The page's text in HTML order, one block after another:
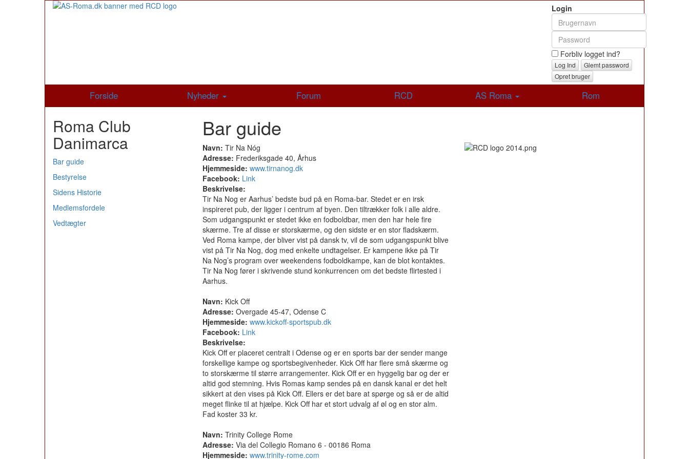
Login
Forbliv logget ind?
Glemt password
Opret bruger
Forside Nyheder Forum RCD AS Roma Rom
Bar guide
Navn: Tir Na Nóg
Adresse: Frederiksgade 40, Århus
Hjemmeside: www.tirnanog.dk
Facebook: Link
Beskrivelse:
Tir Na Nog er Aarhus’ bedste bud på en Roma-bar. Stedet er en irsk
inspireret pub, der ligger i centrum af byen. Den tiltrækker folk i alle aldre.
Som udgangspunkt er stedet ikke en fodboldbar, men den har hele fire
skærme. Tre af disse er storskærme, og den sidste er en stor fladskærm.
Ved Roma kampe, der bliver vist på dansk tv, vil de som udgangspunkt blive
vist på Tir Na Nog, dog med enkelte undtagelser. Er kampene ikke på Tir
Na Nog’s program over weekendens fodboldkampe, kan de blot kontaktes.
Tir Na Nog fører i skrivende stund konkurrencen om det bedste flirtested i
Aarhus.
Navn: Kick Off
Adresse: Overgade 45-47, Odense C
Hjemmeside: www.kickoff-sportspub.dk
Facebook: Link
Beskrivelse:
Kick Off er placeret centralt i Odense og er en sports bar der sender mange
forskellige kampe og sportsbegivenheder. Kick Off har flere små skærme og
to storskærme til større arrangementer. Kick Off er en hyggelig bar og der er
altid god stemning. Hvis Romas kamp sendes på en dansk kanal er det helt
sikkert at den vises på Kick Off. Ellers er det bare at spørge og så er de altid
meget flinke til at hjælpe. Kick Off har et stort udvalg af øl og en stor alm.
Fad koster 33 kr.
Navn: Trinity College Rome
Adresse: Via del Collegio Romano 6 - 00186 Roma
Hjemmeside: www.trinity-rome.com
Roma Club
Danimarca
Bar guide
Bestyrelse
Sidens Historie
Medlemsfordele
Vedtægter